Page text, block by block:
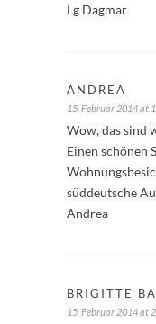
Lg Dagmar
ANDREA
15. Februar 2014 at
Wow, das sind
Einen schönen
süddeutsche
Andrea
BRIGITTE
15. Februar 2014 at